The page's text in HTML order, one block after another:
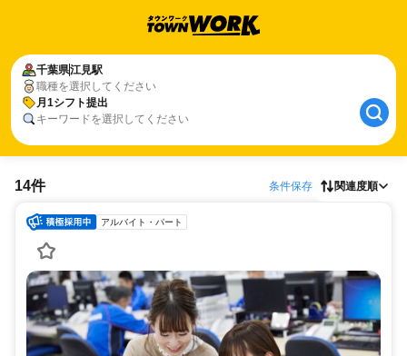
千葉県江見駅
職種を選択してください
月1シフト提出
キーワードを選択してください
14件 条件保存 関連度順
アルバイト・パート